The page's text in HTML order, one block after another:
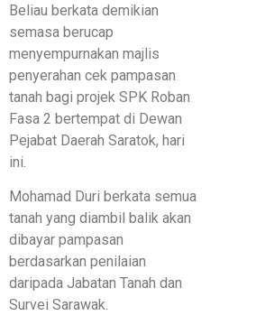
Beliau berkata demikian
semasa berucap
menyempurnakan majlis
penyerahan cek pampasan
tanah bagi projek SPK Roban
Fasa 2 bertempat di Dewan
Pejabat Daerah Saratok, hari
ini.
Mohamad Duri berkata semua
tanah yang diambil balik akan
dibayar pampasan
berdasarkan penilaian
daripada Jabatan Tanah dan
Survei Sarawak.